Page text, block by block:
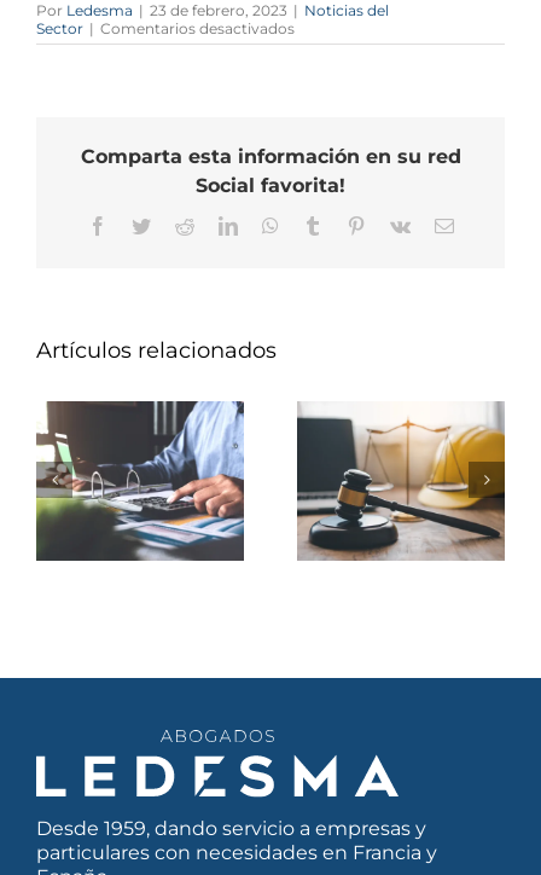
Por Ledesma | 23 de febrero, 2023 | Noticias del
Sector | Comentarios desactivadosen
Impuesto
Comparta esta información en su red
Social favorita!
Facebook
TwitterRedditLinkedInWhatsApp
Tumblr Pinterest
Vk
Correo
Artículos relacionados
Guía paso a
paso para
realizar la
declaración de
desplazamientos
Limitaciones de
la jornada
laboral
establecidas
por la Ley
Desde 1959, dando servicio a empresas y
particulares con necesidades en Francia y